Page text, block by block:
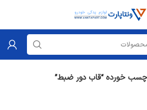
خورده “قاب دور ضبط”